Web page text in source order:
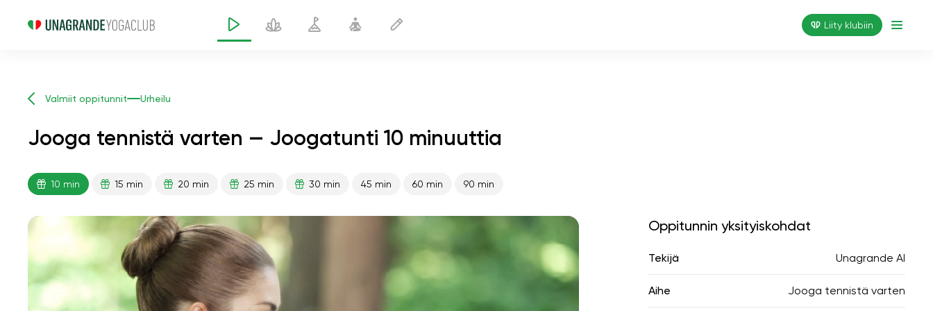
Liity klubiin
Valmiit oppitunnit Urheilu
Jooga tennistä varten — Joogatunti 10 minuuttia
10 min 15 min 20 min 25 min 30 min 45 min 60 min 90 min
Oppitunnin yksityiskohdat
Tekijä Unagrande AI
Aihe Jooga tennistä varten